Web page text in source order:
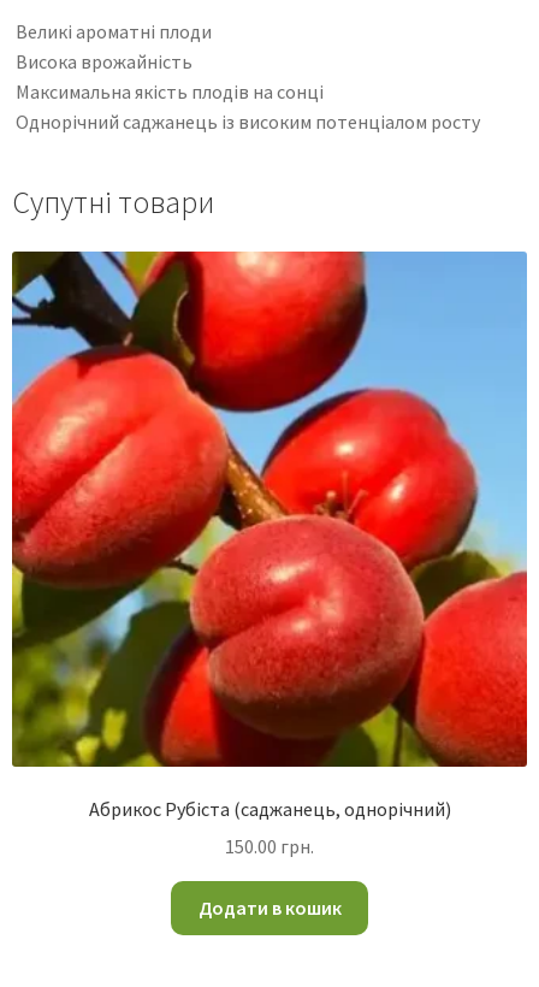
Великі ароматні плоди
Висока врожайність
Максимальна якість плодів на сонці
Однорічний саджанець із високим потенціалом росту
Супутні товари
Абрикос Рубіста (саджанець, однорічний)
150.00 грн.
Додати в кошик